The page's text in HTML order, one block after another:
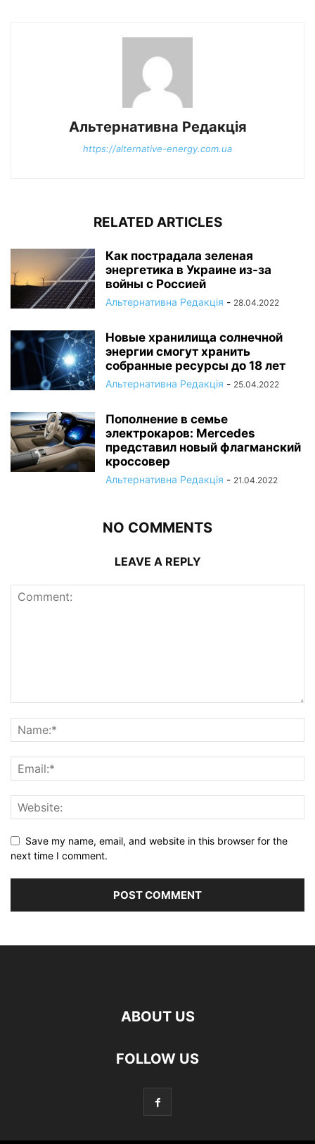
Альтернативна Редакція
https://alternative-energy.com.ua
RELATED ARTICLES
Как пострадала зеленая
энергетика в Украине из-за
войны с Россией
Альтернативна Редакція - 28.04.2022
Новые хранилища солнечной
энергии смогут хранить
собранные ресурсы до 18 лет
Альтернативна Редакція - 25.04.2022
Пополнение в семье
электрокаров: Mercedes
представил новый флагманский
кроссовер
Альтернативна Редакція - 21.04.2022
NO COMMENTS
LEAVE A REPLY
Save my name, email, and website in this browser for the
next time I comment.
ABOUT US
FOLLOW US